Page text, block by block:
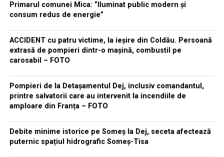
Primarul comunei Mica: ”Iluminat public modern și
consum redus de energie”
ACCIDENT cu patru victime, la ieșire din Coldău. Persoană
extrasă de pompieri dintr-o mașină, combustil pe
carosabil – FOTO
Pompieri de la Detașamentul Dej, inclusiv comandantul,
printre salvatorii care au intervenit la incendiile de
amploare din Franța – FOTO
Debite minime istorice pe Someș la Dej, seceta afectează
puternic spațiul hidrografic Someș-Tisa